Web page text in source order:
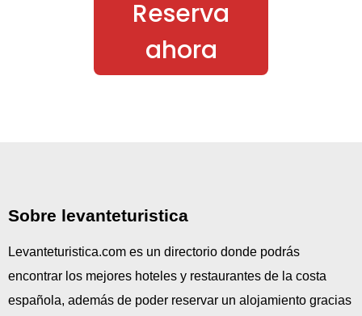
Reserva
ahora
Sobre levanteturistica
Levanteturistica.com es un directorio donde podrás
encontrar los mejores hoteles y restaurantes de la costa
española, además de poder reservar un alojamiento gracias